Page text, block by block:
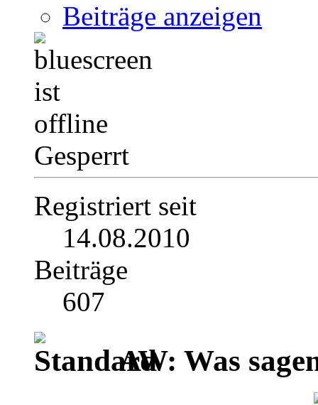
Beiträge anzeigen
Gesperrt
Registriert seit
14.08.2010
Beiträge
607
AW: Was